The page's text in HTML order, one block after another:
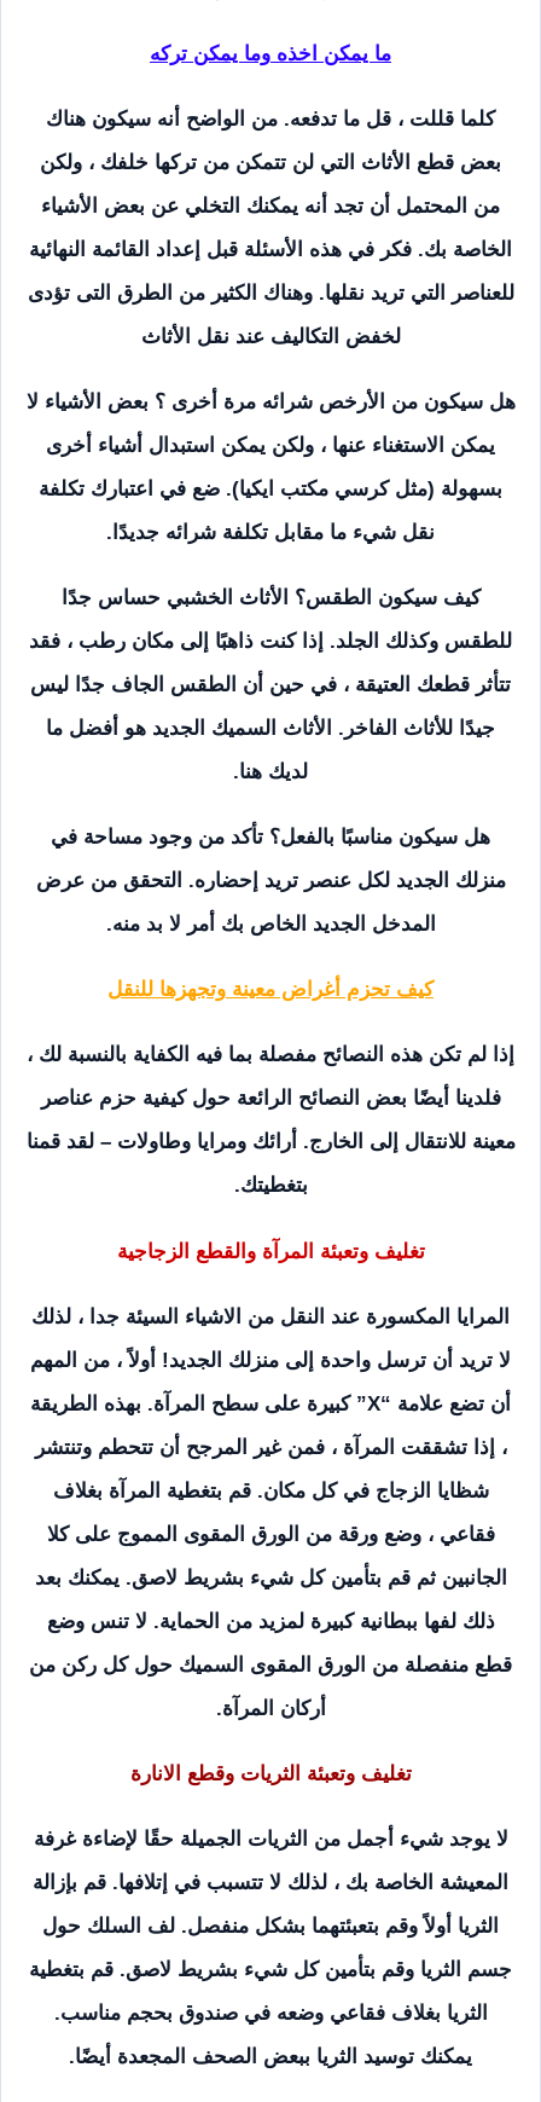
ما يمكن اخذه وما يمكن تركه
كلما قللت ، قل ما تدفعه. من الواضح أنه سيكون هناك
بعض قطع الأثاث التي لن تتمكن من تركها خلفك ، ولكن
من المحتمل أن تجد أنه يمكنك التخلي عن بعض الأشياء
الخاصة بك. فكر في هذه الأسئلة قبل إعداد القائمة النهائية
للعناصر التي تريد نقلها. وهناك الكثير من الطرق التى تؤدى
لخفض التكاليف عند نقل الأثاث
هل سيكون من الأرخص شرائه مرة أخرى ؟ بعض الأشياء لا
يمكن الاستغناء عنها ، ولكن يمكن استبدال أشياء أخرى
بسهولة (مثل كرسي مكتب ايكيا). ضع في اعتبارك تكلفة
نقل شيء ما مقابل تكلفة شرائه جديدًا.
كيف سيكون الطقس؟ الأثاث الخشبي حساس جدًا
للطقس وكذلك الجلد. إذا كنت ذاهبًا إلى مكان رطب ، فقد
تتأثر قطعك العتيقة ، في حين أن الطقس الجاف جدًا ليس
جيدًا للأثاث الفاخر. الأثاث السميك الجديد هو أفضل ما
لديك هنا.
هل سيكون مناسبًا بالفعل؟ تأكد من وجود مساحة في
منزلك الجديد لكل عنصر تريد إحضاره. التحقق من عرض
المدخل الجديد الخاص بك أمر لا بد منه.
كيف تحزم أغراض معينة وتجهزها للنقل
إذا لم تكن هذه النصائح مفصلة بما فيه الكفاية بالنسبة لك ،
فلدينا أيضًا بعض النصائح الرائعة حول كيفية حزم عناصر
معينة للانتقال إلى الخارج. أرائك ومرايا وطاولات – لقد قمنا
بتغطيتك.
تغليف وتعبئة المرآة والقطع الزجاجية
المرايا المكسورة عند النقل من الاشياء السيئة جدا ، لذلك
لا تريد أن ترسل واحدة إلى منزلك الجديد! أولاً ، من المهم
أن تضع علامة “X” كبيرة على سطح المرآة. بهذه الطريقة
، إذا تشققت المرآة ، فمن غير المرجح أن تتحطم وتنتشر
شظايا الزجاج في كل مكان. قم بتغطية المرآة بغلاف
فقاعي ، وضع ورقة من الورق المقوى المموج على كلا
الجانبين ثم قم بتأمين كل شيء بشريط لاصق. يمكنك بعد
ذلك لفها ببطانية كبيرة لمزيد من الحماية. لا تنس وضع
قطع منفصلة من الورق المقوى السميك حول كل ركن من
أركان المرآة.
تغليف وتعبئة الثريات وقطع الانارة
لا يوجد شيء أجمل من الثريات الجميلة حقًا لإضاءة غرفة
المعيشة الخاصة بك ، لذلك لا تتسبب في إتلافها. قم بإزالة
الثريا أولاً وقم بتعبئتهما بشكل منفصل. لف السلك حول
جسم الثريا وقم بتأمين كل شيء بشريط لاصق. قم بتغطية
الثريا بغلاف فقاعي وضعه في صندوق بحجم مناسب.
يمكنك توسيد الثريا ببعض الصحف المجعدة أيضًا.